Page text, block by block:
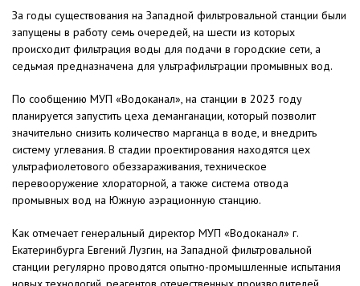
За годы существования на Западной фильтровальной станции были
запущены в работу семь очередей, на шести из которых
происходит фильтрация воды для подачи в городские сети, а
седьмая предназначена для ультрафильтрации промывных вод.
По сообщению МУП «Водоканал», на станции в 2023 году
планируется запустить цеха деманганации, который позволит
значительно снизить количество марганца в воде, и внедрить
систему углевания. В стадии проектирования находятся цех
ультрафиолетового обеззараживания, техническое
перевооружение хлораторной, а также система отвода
промывных вод на Южную аэрационную станцию.
Как отмечает генеральный директор МУП «Водоканал» г.
Екатеринбурга Евгений Лузгин, на Западной фильтровальной
станции регулярно проводятся опытно-промышленные испытания